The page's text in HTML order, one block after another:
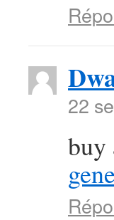
22
buy